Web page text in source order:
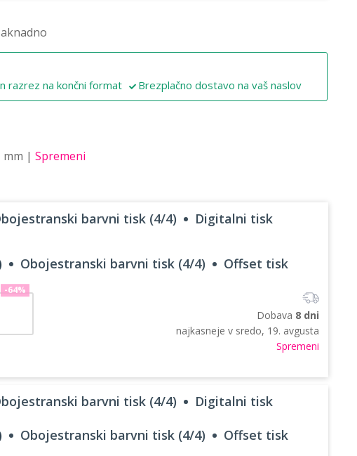
razrez na končni format Brezplačno dostavo na vaš naslov
| Spremeni
barvni tisk (4/4) Digitalni tisk
Obojestranski barvni tisk (4/4) Offset tisk
-64%
Dobava 8 dni
najkasneje v sredo, 19. avgusta
Spremeni
barvni tisk (4/4) Digitalni tisk
Obojestranski barvni tisk (4/4) Offset tisk